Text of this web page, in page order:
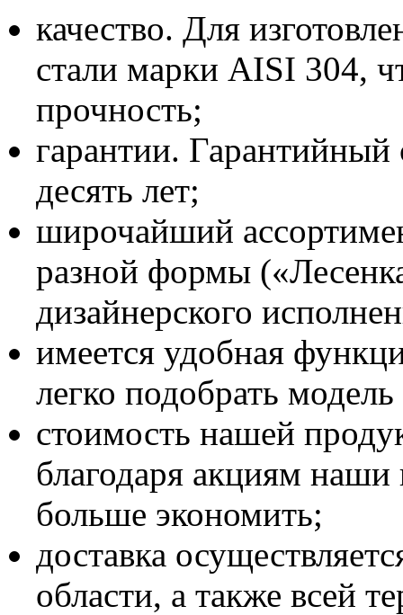
качество. Для
стали марки AISI 304,
прочность;
гарантии. Гарантийный
десять лет;
широчайший
разной формы
дизайнерского
имеется удобная
легко подобрать
стоимость нашей
благодаря акциям наши
больше экономить;
доставка
области, а также всей